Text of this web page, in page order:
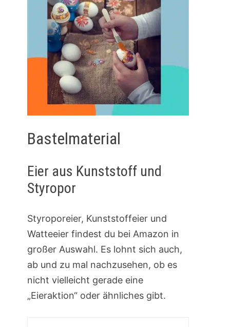
Bastelmaterial
Eier aus Kunststoff und
Styropor
Styroporeier, Kunststoffeier und
Watteeier findest du bei Amazon in
großer Auswahl. Es lohnt sich auch,
ab und zu mal nachzusehen, ob es
nicht vielleicht gerade eine
„Eieraktion“ oder ähnliches gibt.